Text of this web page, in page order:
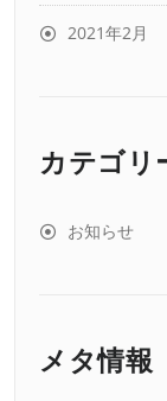
2021年2月
カテゴリ
お知らせ
メタ情報